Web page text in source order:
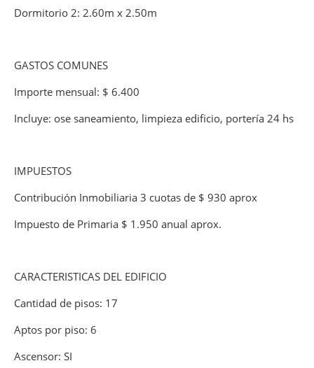
Dormitorio 2: 2.60m x 2.50m
GASTOS COMUNES
Importe mensual: $ 6.400
Incluye: ose saneamiento, limpieza edificio, portería 24 hs
IMPUESTOS
Contribución Inmobiliaria 3 cuotas de $ 930 aprox
Impuesto de Primaria $ 1.950 anual aprox.
CARACTERISTICAS DEL EDIFICIO
Cantidad de pisos: 17
Aptos por piso: 6
Ascensor: SI